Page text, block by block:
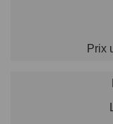
Prix